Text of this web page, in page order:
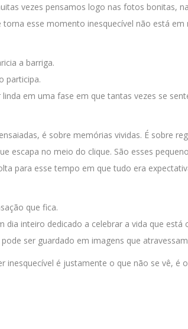
vezes pensamos logo nas fotos bonitas,
esse momento inesquecível não está em
a barriga.
participa.
em uma fase em que tantas vezes se
é sobre memórias vividas. É sobre
escapa no meio do clique. São esses
para esse tempo em que tudo era
que fica.
inteiro dedicado a celebrar a vida que está
ser guardado em imagens que
inesquecível é justamente o que não se vê, é